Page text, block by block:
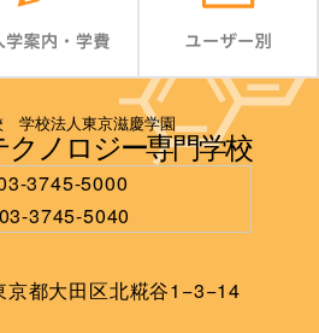
学校法人東京滋慶学園
クノロジー専門学校
3745-5000
03-3745-5040
都大田区北糀谷1−3−14